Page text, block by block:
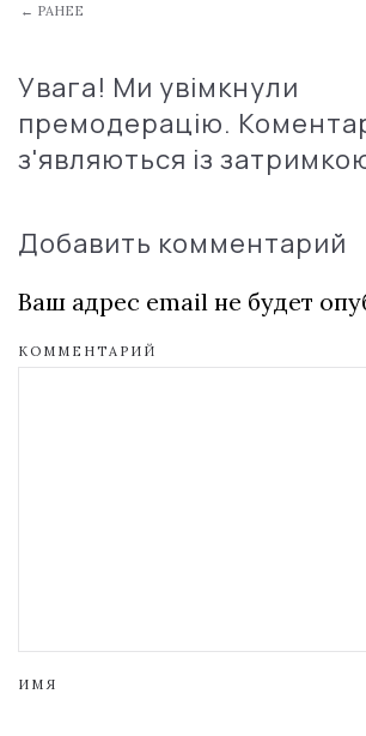
← РАНЕЕ
Увага! Ми увімкнули
премодерацію.
з'являються із
Добавить комментарий
Ваш адрес email не будет
КОММЕНТАРИЙ
ИМЯ